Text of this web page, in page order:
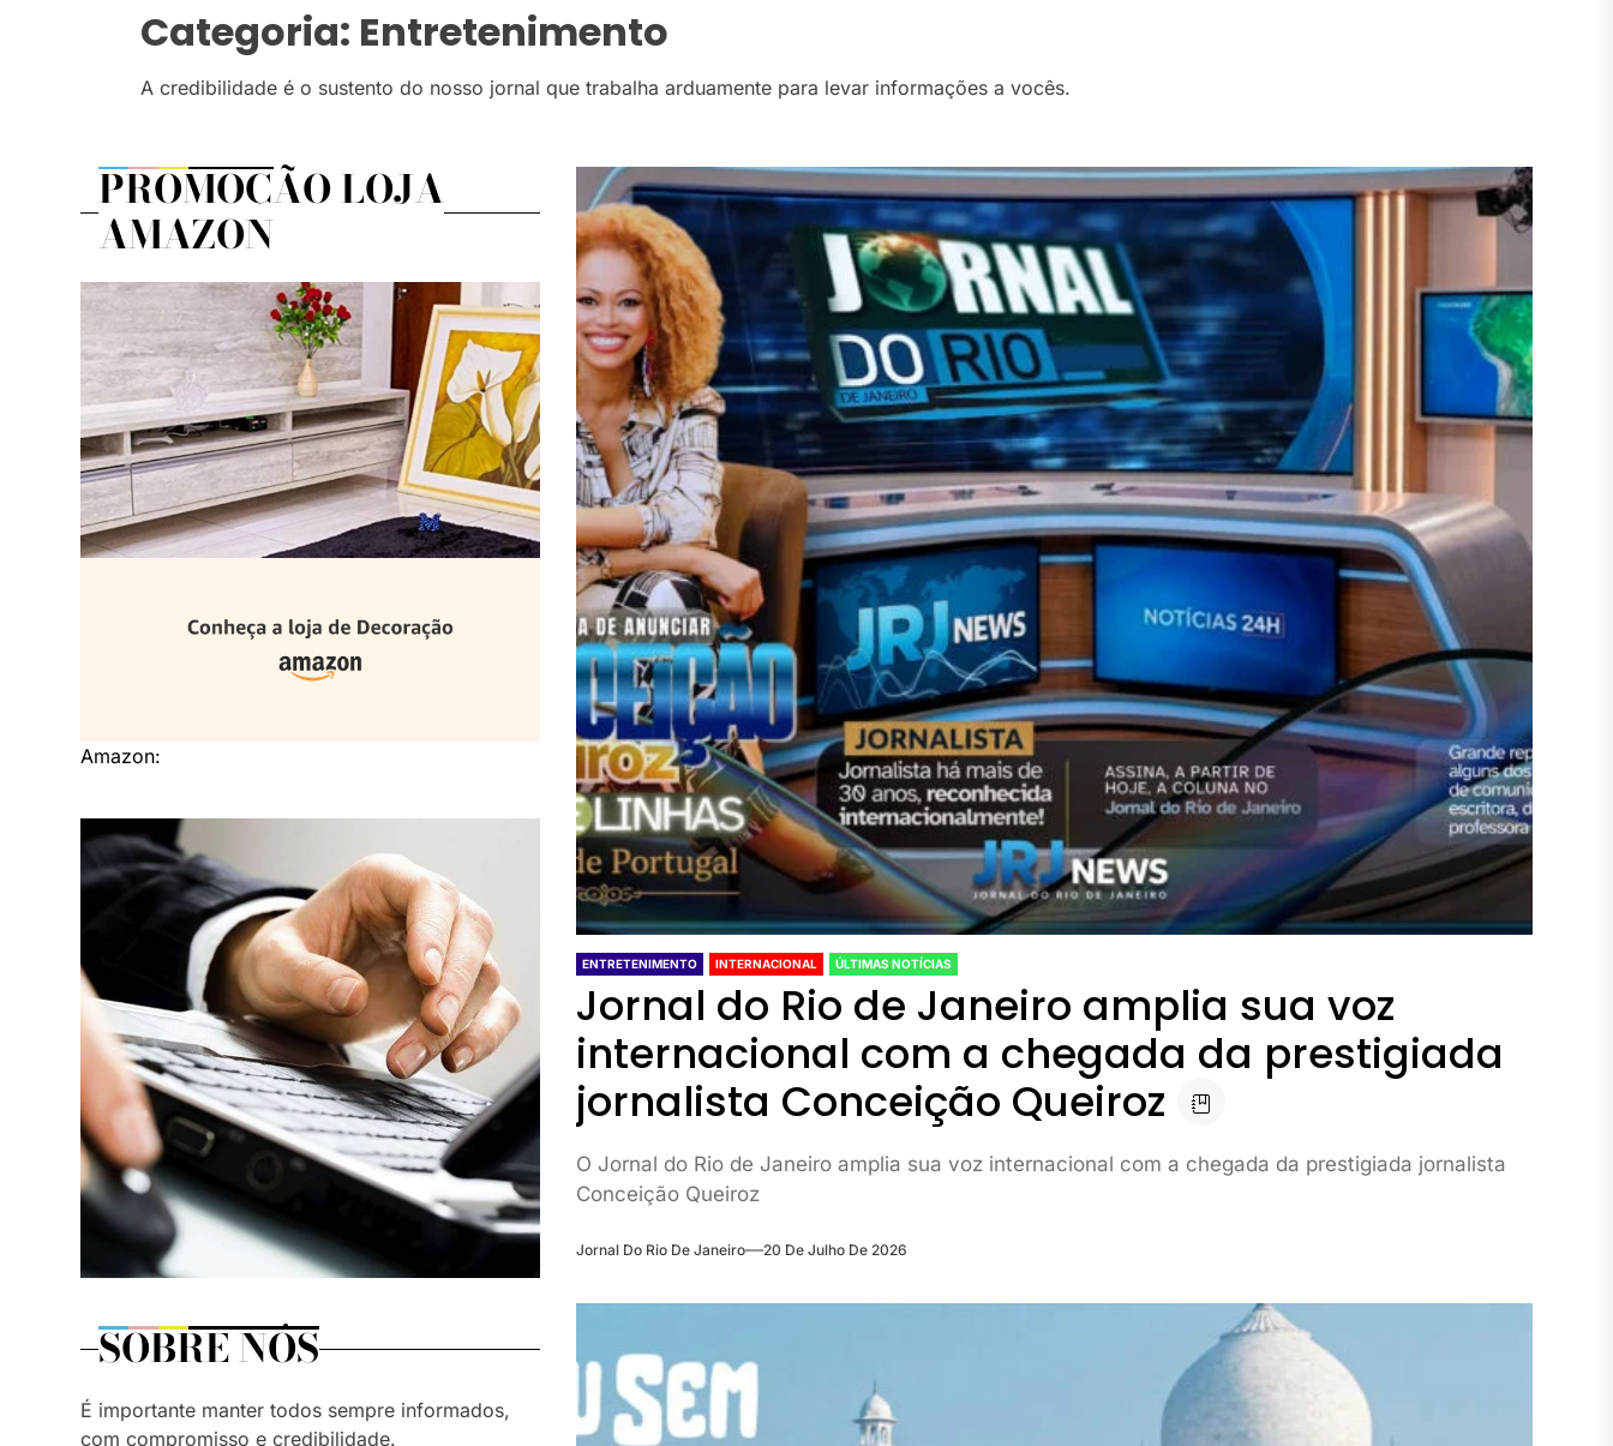
Categoria: Entretenimento
A credibilidade é o sustento do nosso jornal que trabalha arduamente para levar informações a vocês.
ENTRETENIMENTO INTERNACIONAL ÚLTIMAS NOTÍCIAS
Jornal do Rio de Janeiro amplia sua voz
internacional com a chegada da prestigiada
jornalista Conceição Queiroz
O Jornal do Rio de Janeiro amplia sua voz internacional com a chegada da prestigiada jornalista
Conceição Queiroz
Jornal Do Rio De Janeiro 20 De Julho De 2026
PROMOÇÃO LOJA
AMAZON
Amazon:
SOBRE NÓS
É importante manter todos sempre informados,
com compromisso e credibilidade.